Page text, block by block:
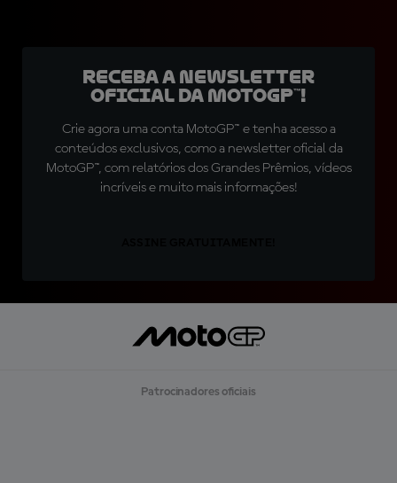
Receba a newsletter
oficial da MotoGP™!
Crie agora uma conta MotoGP™ e tenha acesso a
conteúdos exclusivos, como a newsletter oficial da
MotoGP™, com relatórios dos Grandes Prêmios, vídeos
incríveis e muito mais informações!
Patrocinadores oficiais